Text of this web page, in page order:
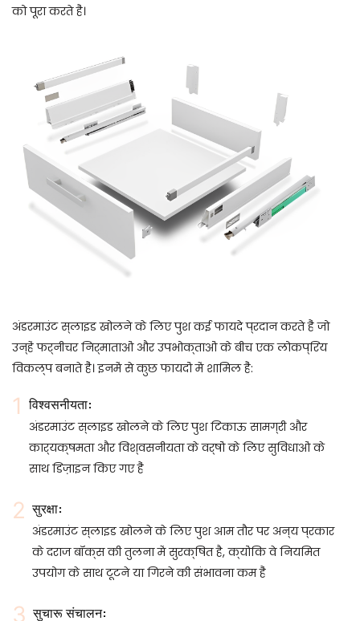
को पूरा करते हैं।
अंडरमाउंट स्लाइड खोलने के लिए पुश कई फायदे प्रदान करते हैं जो
उन्हें फर्नीचर निर्माताओं और उपभोक्ताओं के बीच एक लोकप्रिय
विकल्प बनाते हैं। इनमें से कुछ फायदों में शामिल हैं:
विश्वसनीयता:
अंडरमाउंट स्लाइड खोलने के लिए पुश टिकाऊ सामग्री और
कार्यक्षमता और विश्वसनीयता के वर्षों के लिए सुविधाओं के
साथ डिज़ाइन किए गए हैं
सुरक्षा:
अंडरमाउंट स्लाइड खोलने के लिए पुश आम तौर पर अन्य प्रकार
के दराज बॉक्स की तुलना में सुरक्षित है, क्योंकि वे नियमित
उपयोग के साथ टूटने या गिरने की संभावना कम हैं
सुचारू संचालन: